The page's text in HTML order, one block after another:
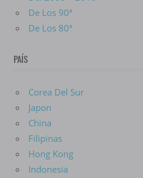
De Los 90ª
De Los 80ª
PAÍS
Corea Del Sur
Japon
China
Filipinas
Hong Kong
Indonesia